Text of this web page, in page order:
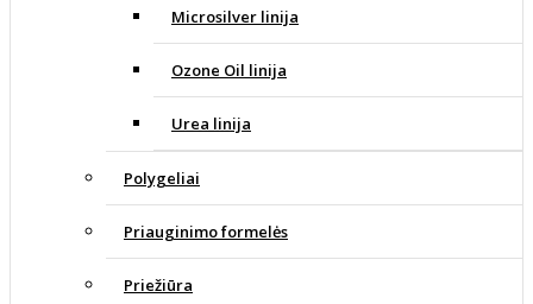
Microsilver linija
Ozone Oil linija
Urea linija
Polygeliai
Priauginimo formelės
Priežiūra